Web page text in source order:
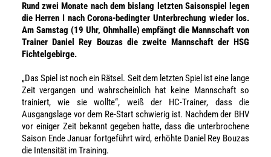
Rund zwei Monate nach dem bislang letzten Saisonspiel legen
die Herren I nach Corona-bedingter Unterbrechung wieder los.
Am Samstag (19 Uhr, Ohmhalle) empfängt die Mannschaft von
Trainer Daniel Rey Bouzas die zweite Mannschaft der HSG
Fichtelgebirge.
„Das Spiel ist noch ein Rätsel. Seit dem letzten Spiel ist eine lange
Zeit vergangen und wahrscheinlich hat keine Mannschaft so
trainiert, wie sie wollte“, weiß der HC-Trainer, dass die
Ausgangslage vor dem Re-Start schwierig ist. Nachdem der BHV
vor einiger Zeit bekannt gegeben hatte, dass die unterbrochene
Saison Ende Januar fortgeführt wird, erhöhte Daniel Rey Bouzas
die Intensität im Training.